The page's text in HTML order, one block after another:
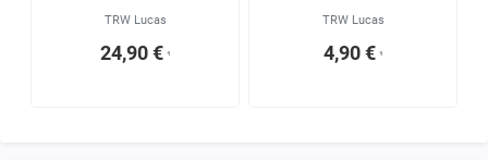
TRW Lucas
24,90 € ¹
TRW Lucas
4,90 € ¹